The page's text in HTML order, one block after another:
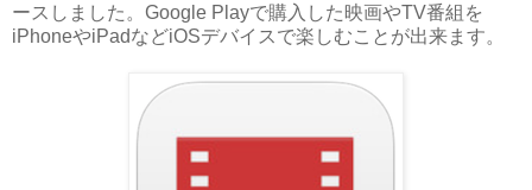
ースしました。Google Playで購入した映画やTV番組を
iPhoneやiPadなどiOSデバイスで楽しむことが出来ます。